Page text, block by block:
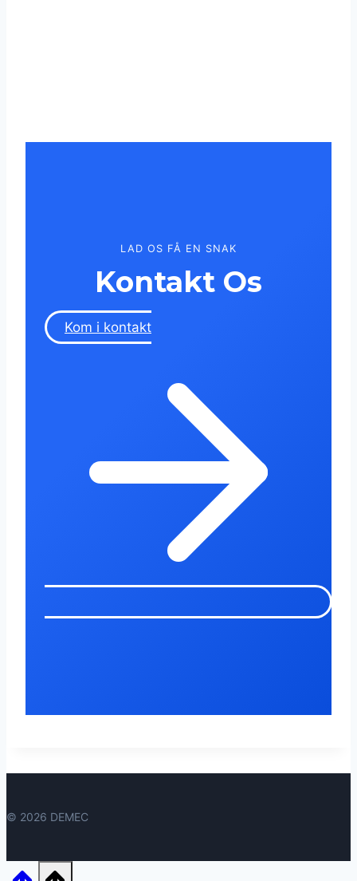
LAD OS FÅ EN SNAK
Kontakt Os
Kom i kontakt
© 2026 DEMEC